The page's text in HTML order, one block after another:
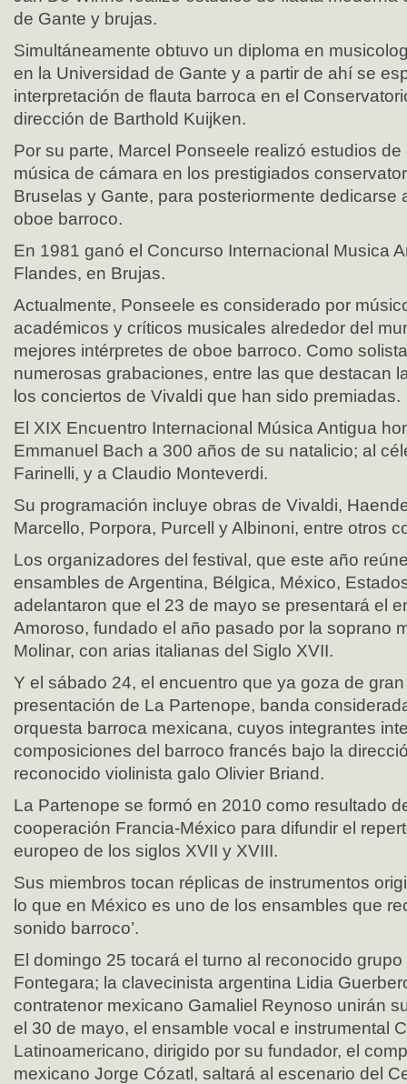
de Gante y brujas.
Simultáneamente obtuvo un diploma en
en la Universidad de Gante y a partir de ahí se
interpretación de flauta barroca en el
dirección de Barthold Kuijken.
Por su parte, Marcel Ponseele realizó estudios
música de cámara en los prestigiados
Bruselas y Gante, para posteriormente dedicarse
oboe barroco.
En 1981 ganó el Concurso Internacional Musica
Flandes, en Brujas.
Actualmente, Ponseele es considerado por
académicos y críticos musicales alrededor del
mejores intérpretes de oboe barroco. Como
numerosas grabaciones, entre las que destacan
los conciertos de Vivaldi que han sido premiadas.
El XIX Encuentro Internacional Música Antigua
Emmanuel Bach a 300 años de su natalicio; al
Farinelli, y a Claudio Monteverdi.
Su programación incluye obras de Vivaldi,
Marcello, Porpora, Purcell y Albinoni, entre otros
Los organizadores del festival, que este año
ensambles de Argentina, Bélgica, México,
adelantaron que el 23 de mayo se presentará el
Amoroso, fundado el año pasado por la soprano
Molinar, con arias italianas del Siglo XVII.
Y el sábado 24, el encuentro que ya goza de
presentación de La Partenope, banda
orquesta barroca mexicana, cuyos integrantes
composiciones del barroco francés bajo la
reconocido violinista galo Olivier Briand.
La Partenope se formó en 2010 como resultado
cooperación Francia-México para difundir el
europeo de los siglos XVII y XVIII.
Sus miembros tocan réplicas de instrumentos
lo que en México es uno de los ensambles que
sonido barroco’.
El domingo 25 tocará el turno al reconocido
Fontegara; la clavecinista argentina Lidia
contratenor mexicano Gamaliel Reynoso unirán
el 30 de mayo, el ensamble vocal e instrumental
Latinoamericano, dirigido por su fundador, el
mexicano Jorge Cózatl, saltará al escenario del